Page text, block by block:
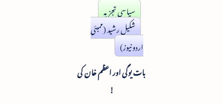
سیاسی تجزیہ
شکیل رشید (ممبئی
اردو نیوز)
بات یوگی اور اعظم خان کی
!